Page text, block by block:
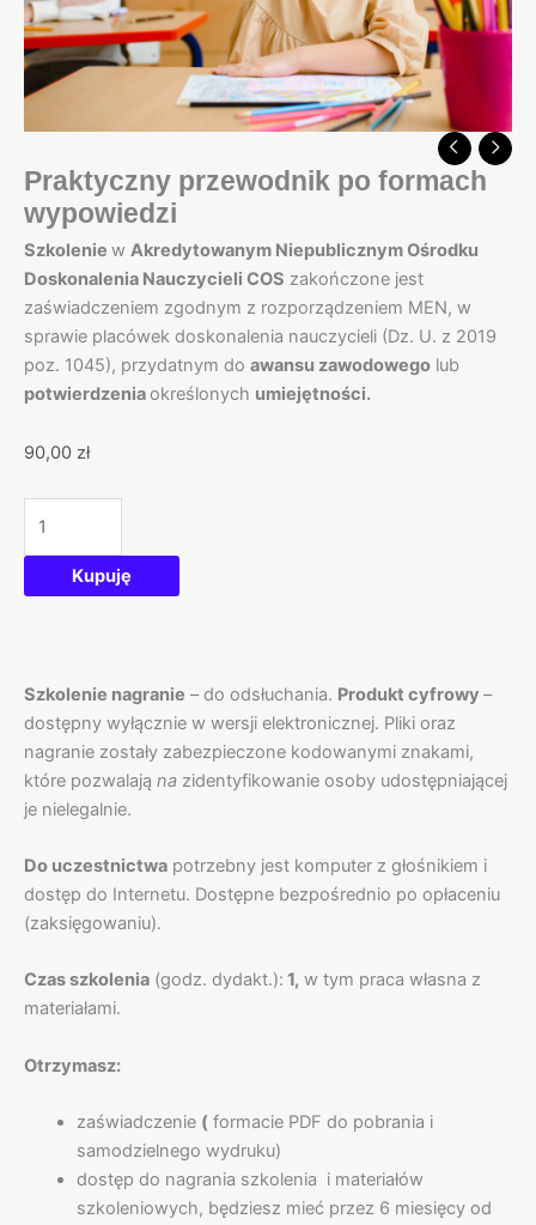
Praktyczny przewodnik po formach
wypowiedzi
Szkolenie w Akredytowanym Niepublicznym Ośrodku
Doskonalenia Nauczycieli COS zakończone jest
zaświadczeniem zgodnym z rozporządzeniem MEN, w
sprawie placówek doskonalenia nauczycieli (Dz. U. z 2019
poz. 1045), przydatnym do awansu zawodowego lub
potwierdzeniaokreślonych umiejętności.
90,00 zł
Kupuję
Szkolenie nagranie – do odsłuchania. Produkt cyfrowy –
dostępny wyłącznie w wersji elektronicznej. Pliki oraz
nagranie zostały zabezpieczone kodowanymi znakami,
które pozwalają na zidentyfikowanie osoby udostępniającej
je nielegalnie.
Do uczestnictwa potrzebny jest komputer z głośnikiem i
dostęp do Internetu. Dostępne bezpośrednio po opłaceniu
(zaksięgowaniu).
Czas szkolenia (godz. dydakt.): 1, w tym praca własna z
materiałami.
Otrzymasz:
zaświadczenie (formacie PDF do pobrania i
samodzielnego wydruku)
dostęp do nagrania szkolenia i materiałów
szkoleniowych, będziesz mieć przez 6 miesięcy od